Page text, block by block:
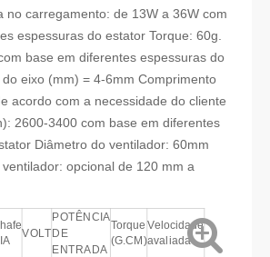
no carregamento: de 13W a 36W com
espessuras do estator Torque: 60g.
base em diferentes espessuras do
eixo (mm) = 4-6mm Comprimento
acordo com a necessidade do cliente
2600-3400 com base em diferentes
Diâmetro do ventilador: 60mm
opcional de 120 mm a
VOLT
POTÊNCIA
DE
ENTRADA
Torque
(G.CM)
Velocidade
avaliada